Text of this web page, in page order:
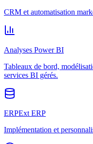
CRM et automatisation
Analyses Power BI
Tableaux de bord,
services BI gérés.
ERPExt ERP
Implémentation et